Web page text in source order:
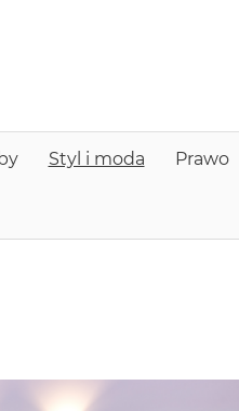
Styl i moda Prawo